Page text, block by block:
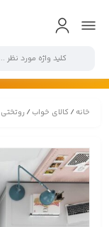
خانه/ کالای خواب/ روتختی